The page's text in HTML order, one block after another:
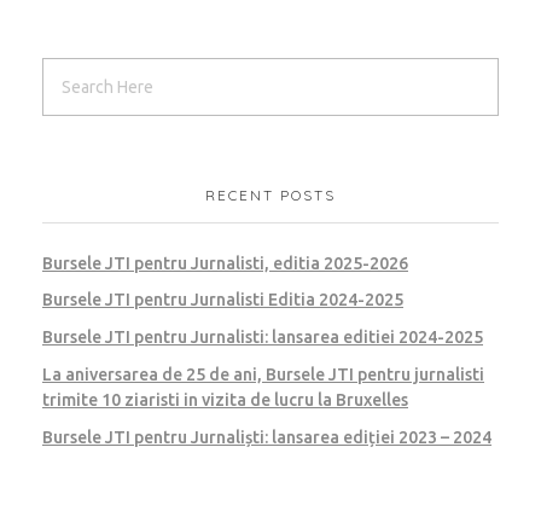
RECENT POSTS
Bursele JTI pentru Jurnalisti, editia 2025-2026
Bursele JTI pentru Jurnalisti Editia 2024-2025
Bursele JTI pentru Jurnalisti: lansarea editiei 2024-2025
La aniversarea de 25 de ani, Bursele JTI pentru jurnalisti
trimite 10 ziaristi in vizita de lucru la Bruxelles
Bursele JTI pentru Jurnaliști: lansarea ediției 2023 – 2024